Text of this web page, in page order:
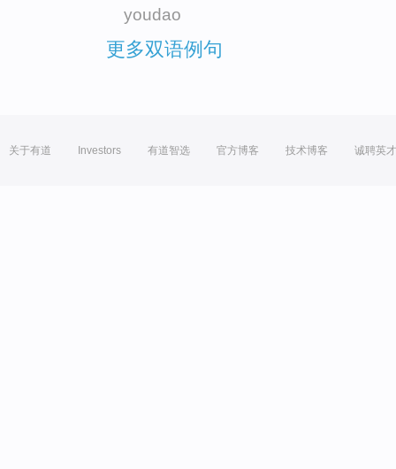
youdao
更多双语例句
关于有道 Investors 有道智选 官方博客 技术博客 诚聘英才